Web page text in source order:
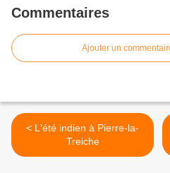
Commentaires
Ajouter un
< L'été indien à Pierre-la-
Treiche